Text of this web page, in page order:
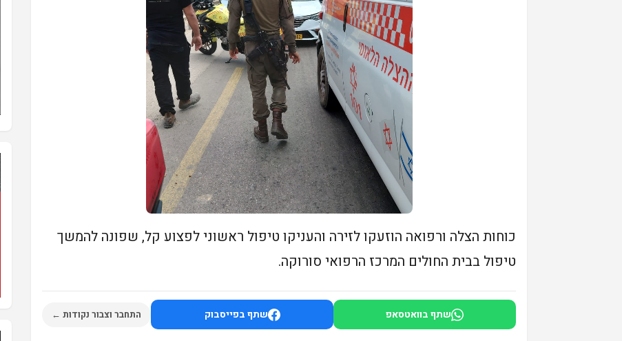
כוחות הצלה ורפואה הוזעקו לזירה והעניקו טיפול ראשוני לפצוע קל, שפונה להמשך
טיפול בבית החולים המרכז הרפואי סורוקה.
שתף בוואטסאפ שתף בפייסבוק התחבר וצבור נקודות ←